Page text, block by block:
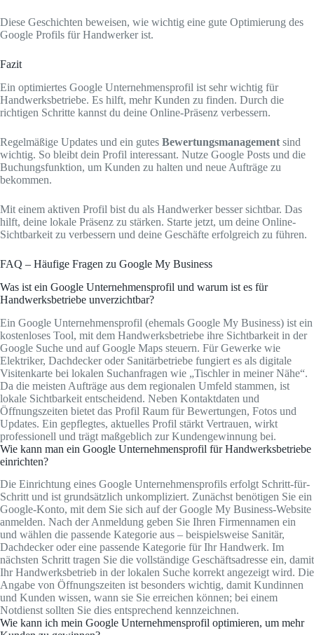
Diese Geschichten beweisen, wie wichtig eine gute Optimierung des
Google Profils für Handwerker ist.
Fazit
Ein optimiertes Google Unternehmensprofil ist sehr wichtig für
Handwerksbetriebe. Es hilft, mehr Kunden zu finden. Durch die
richtigen Schritte kannst du deine Online-Präsenz verbessern.
Regelmäßige Updates und ein gutes Bewertungsmanagement sind
wichtig. So bleibt dein Profil interessant. Nutze Google Posts und die
Buchungsfunktion, um Kunden zu halten und neue Aufträge zu
bekommen.
Mit einem aktiven Profil bist du als Handwerker besser sichtbar. Das
hilft, deine lokale Präsenz zu stärken. Starte jetzt, um deine Online-
Sichtbarkeit zu verbessern und deine Geschäfte erfolgreich zu führen.
FAQ – Häufige Fragen zu Google My Business
Was ist ein Google Unternehmensprofil und warum ist es für
Handwerksbetriebe unverzichtbar?
Ein Google Unternehmensprofil (ehemals Google My Business) ist ein
kostenloses Tool, mit dem Handwerksbetriebe ihre Sichtbarkeit in der
Google Suche und auf Google Maps steuern. Für Gewerke wie
Elektriker, Dachdecker oder Sanitärbetriebe fungiert es als digitale
Visitenkarte bei lokalen Suchanfragen wie „Tischler in meiner Nähe“.
Da die meisten Aufträge aus dem regionalen Umfeld stammen, ist
lokale Sichtbarkeit entscheidend. Neben Kontaktdaten und
Öffnungszeiten bietet das Profil Raum für Bewertungen, Fotos und
Updates. Ein gepflegtes, aktuelles Profil stärkt Vertrauen, wirkt
professionell und trägt maßgeblich zur Kundengewinnung bei.
Wie kann man ein Google Unternehmensprofil für Handwerksbetriebe
einrichten?
Die Einrichtung eines Google Unternehmensprofils erfolgt Schritt-für-
Schritt und ist grundsätzlich unkompliziert. Zunächst benötigen Sie ein
Google-Konto, mit dem Sie sich auf der Google My Business-Website
anmelden. Nach der Anmeldung geben Sie Ihren Firmennamen ein
und wählen die passende Kategorie aus – beispielsweise Sanitär,
Dachdecker oder eine passende Kategorie für Ihr Handwerk. Im
nächsten Schritt tragen Sie die vollständige Geschäftsadresse ein, damit
Ihr Handwerksbetrieb in der lokalen Suche korrekt angezeigt wird. Die
Angabe von Öffnungszeiten ist besonders wichtig, damit Kundinnen
und Kunden wissen, wann sie Sie erreichen können; bei einem
Notdienst sollten Sie dies entsprechend kennzeichnen.
Wie kann ich mein Google Unternehmensprofil optimieren, um mehr